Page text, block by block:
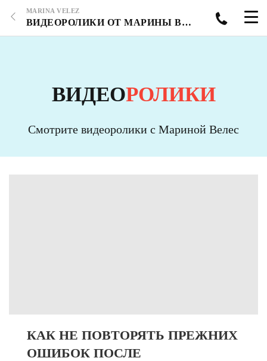
MARINA VELEZ
ВИДЕОРОЛИКИ ОТ МАРИНЫ ВЕЛЕС - СТРАНИЦА 6
ВИДЕОРОЛИКИ
Смотрите видеоролики с Мариной Велес
КАК НЕ ПОВТОРЯТЬ ПРЕЖНИХ
ОШИБОК ПОСЛЕ